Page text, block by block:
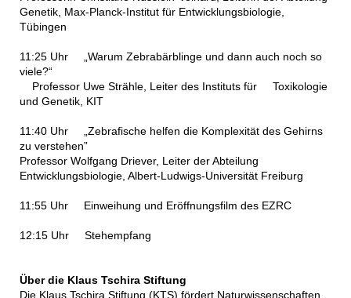
Genetik, Max-Planck-Institut für Entwicklungsbiologie,
Tübingen
11:25 Uhr „Warum Zebrabärblinge und dann auch noch so
viele?“
Professor Uwe Strähle, Leiter des Instituts für Toxikologie
und Genetik, KIT
11:40 Uhr „Zebrafische helfen die Komplexität des Gehirns
zu verstehen”
Professor Wolfgang Driever, Leiter der Abteilung
Entwicklungsbiologie, Albert-Ludwigs-Universität Freiburg
11:55 Uhr Einweihung und Eröffnungsfilm des EZRC
12:15 Uhr Stehempfang
Über die Klaus Tschira Stiftung
Die Klaus Tschira Stiftung (KTS) fördert Naturwissenschaften,